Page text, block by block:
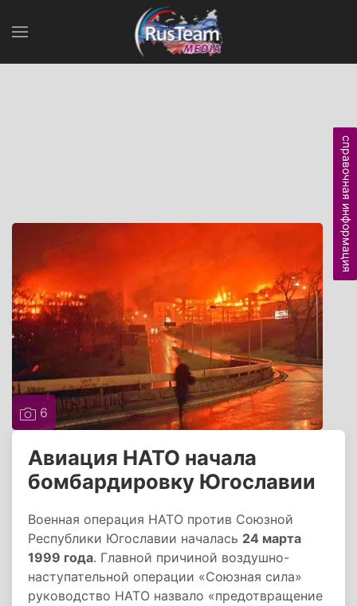
6
Авиация НАТО начала
бомбардировку Югославии
Военная операция НАТО против Союзной
Республики Югославии началась 24 марта
1999 года. Главной причиной воздушно-
наступательной операции «Союзная сила»
руководство НАТО назвало «предотвращение
справочная информация